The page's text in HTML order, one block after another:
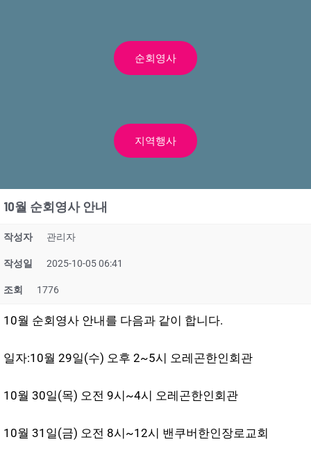
순회영사
지역행사
10월 순회영사 안내
작성자 관리자
작성일 2025-10-05 06:41
조회 1776
10월 순회영사 안내를 다음과 같이 합니다.
일자:10월 29일(수) 오후 2~5시 오레곤한인회관
10월 30일(목) 오전 9시~4시 오레곤한인회관
10월 31일(금) 오전 8시~12시 밴쿠버한인장로교회